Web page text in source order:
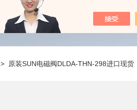
> 原装SUN电磁阀DLDA-THN-298进口现货